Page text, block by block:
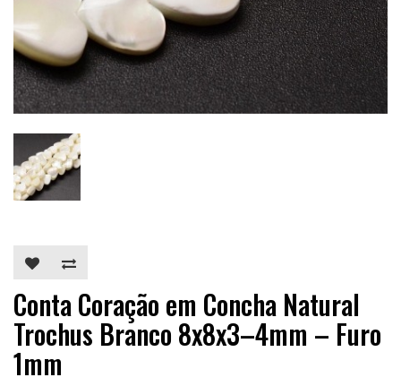
Conta Coração em Concha Natural
Trochus Branco 8x8x3–4mm – Furo
1mm